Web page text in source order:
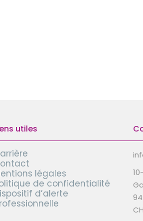
utiles
légales
de confidentialité
d’alerte